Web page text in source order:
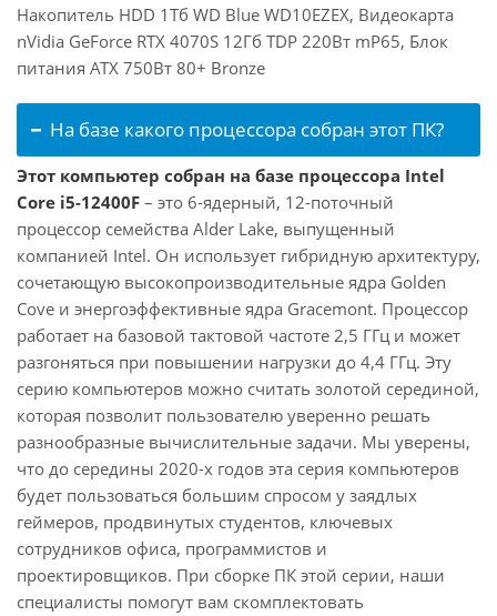
Накопитель HDD 1Тб WD Blue WD10EZEX, Видеокарта
nVidia GeForce RTX 4070S 12Гб TDP 220Вт mP65, Блок
питания ATX 750Вт 80+ Bronze
На базе какого процессора собран этот ПК?
Этот компьютер собран на базе процессора Intel
Core i5-12400F – это 6-ядерный, 12-поточный
процессор семейства Alder Lake, выпущенный
компанией Intel. Он использует гибридную архитектуру,
сочетающую высокопроизводительные ядра Golden
Cove и энергоэффективные ядра Gracemont. Процессор
работает на базовой тактовой частоте 2,5 ГГц и может
разгоняться при повышении нагрузки до 4,4 ГГц. Эту
серию компьютеров можно считать золотой серединой,
которая позволит пользователю уверенно решать
разнообразные вычислительные задачи. Мы уверены,
что до середины 2020-х годов эта серия компьютеров
будет пользоваться большим спросом у заядлых
геймеров, продвинутых студентов, ключевых
сотрудников офиса, программистов и
проектировщиков. При сборке ПК этой серии, наши
специалисты помогут вам скомплектовать